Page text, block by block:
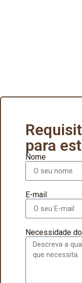
para
Nome
E-mail
Necessidade